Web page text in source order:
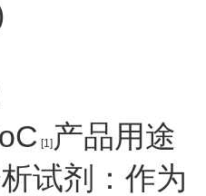
[1] 产品用途
试剂：作为